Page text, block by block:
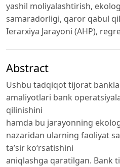
yashil moliyalashtirish,
samaradorligi, qaror qabul
Ierarxiya Jarayoni (AHP),
Abstract
Ushbu tadqiqot tijorat
amaliyotlari bank
qilinishini
hamda bu jarayonning
nazaridan ularning faoliyat
ta’sir ko‘rsatishini
aniqlashga qaratilgan. Bank